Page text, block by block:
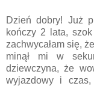
Dzień dobry! Już
kończy 2 lata,
zachwycałam się,
minął mi w
dziewczyna, że
wyjazdowy i